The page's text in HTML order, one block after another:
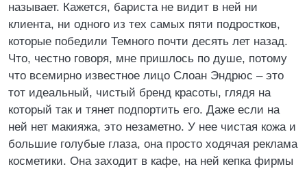
называет. Кажется, бариста не видит в ней ни
клиента, ни одного из тех самых пяти подростков,
которые победили Темного почти десять лет назад.
Что, честно говоря, мне пришлось по душе, потому
что всемирно известное лицо Слоан Эндрюс – это
тот идеальный, чистый бренд красоты, глядя на
который так и тянет подпортить его. Даже если на
ней нет макияжа, это незаметно. У нее чистая кожа и
большие голубые глаза, она просто ходячая реклама
косметики. Она заходит в кафе, на ней кепка фирмы